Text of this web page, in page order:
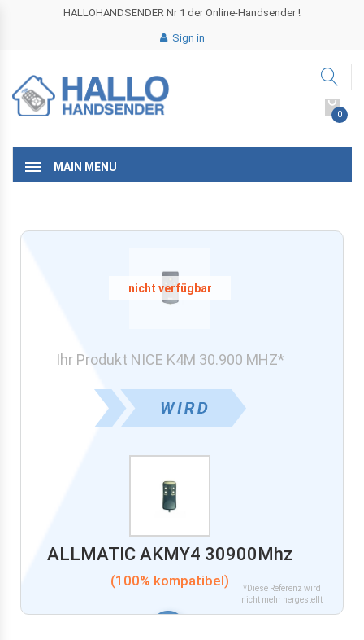
HALLOHANDSENDER Nr 1 der Online-Handsender !
Sign in
0
MAIN MENU
Ihr Produkt NICE K4M 30.900 MHZ*
ALLMATIC AKMY4 30900Mhz
(100% kompatibel)
*Diese Referenz wird
nicht mehr hergestellt